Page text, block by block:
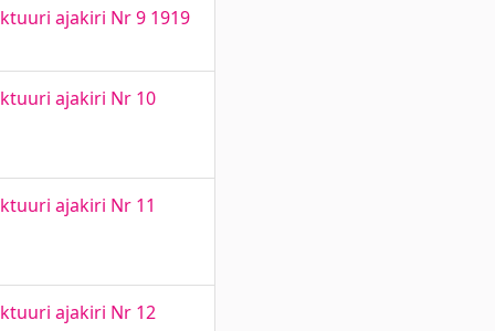
ajakiri Nr 9 1919
ajakiri Nr 10
ajakiri Nr 11
ajakiri Nr 12